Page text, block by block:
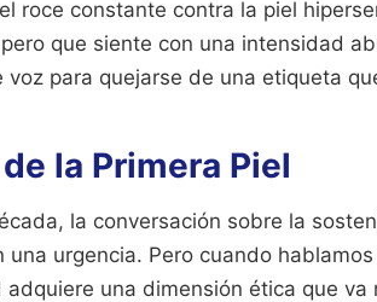
roce constante contra la piel
que siente con una intensidad
voz para quejarse de una etiqueta
la Primera Piel
la conversación sobre la
una urgencia. Pero cuando
una dimensión ética que